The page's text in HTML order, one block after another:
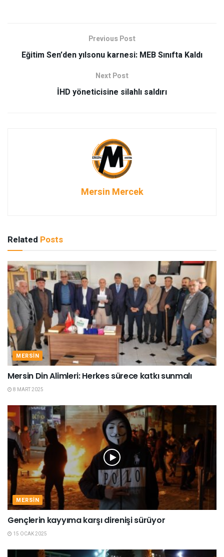
Previous Post
Eğitim Sen’den yılsonu karnesi: MEB Sınıfta Kaldı
Next Post
İHD yöneticisine silahlı saldırı
Mersin Mercek
Related Posts
MERSIN
Mersin Din Alimleri: Herkes sürece katkı sunmalı
8 MART 2025
MERSIN
Gençlerin kayyıma karşı direnişi sürüyor
15 OCAK 2025